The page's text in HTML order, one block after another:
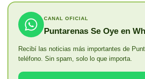
CANAL OFICIAL
Puntarenas Se Oye en
Recibí las noticias más importantes de
teléfono. Sin spam, solo lo que importa.